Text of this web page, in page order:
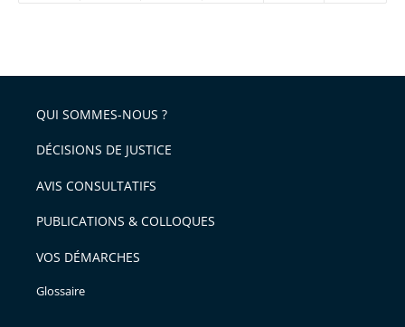
arriver
après
l'article
pour
avant
QUI SOMMES-NOUS ?
DÉCISIONS DE JUSTICE
AVIS CONSULTATIFS
PUBLICATIONS & COLLOQUES
VOS DÉMARCHES
Glossaire